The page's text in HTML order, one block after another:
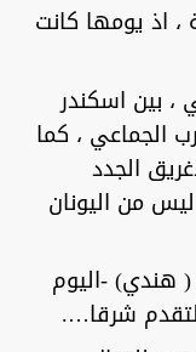
، اذ يومها كانت
، بين اسكندر
الجماعي ، كما
الجدد
من اليونان
هندي) -اليوم
شرقا….